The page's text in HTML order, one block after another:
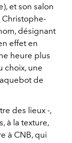
et son salon
désignant
effet en
heure plus
choix, une
de
des lieux -,
à la texture,
à CNB, qui